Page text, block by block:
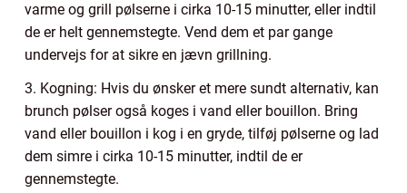
varme og grill pølserne i cirka 10-15 minutter, eller indtil
de er helt gennemstegte. Vend dem et par gange
undervejs for at sikre en jævn grillning.
3. Kogning: Hvis du ønsker et mere sundt alternativ, kan
brunch pølser også koges i vand eller bouillon. Bring
vand eller bouillon i kog i en gryde, tilføj pølserne og lad
dem simre i cirka 10-15 minutter, indtil de er
gennemstegte.